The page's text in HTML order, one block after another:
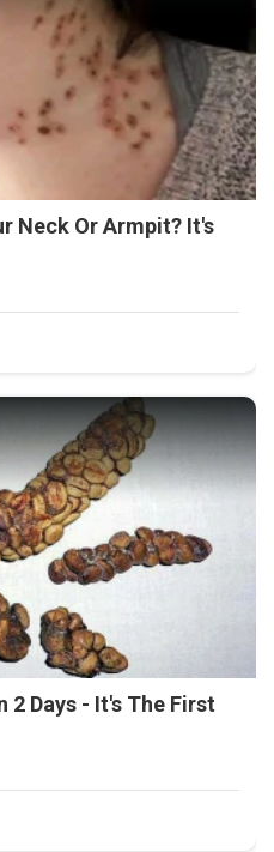
Neck Or Armpit? It's
2 Days - It's The First